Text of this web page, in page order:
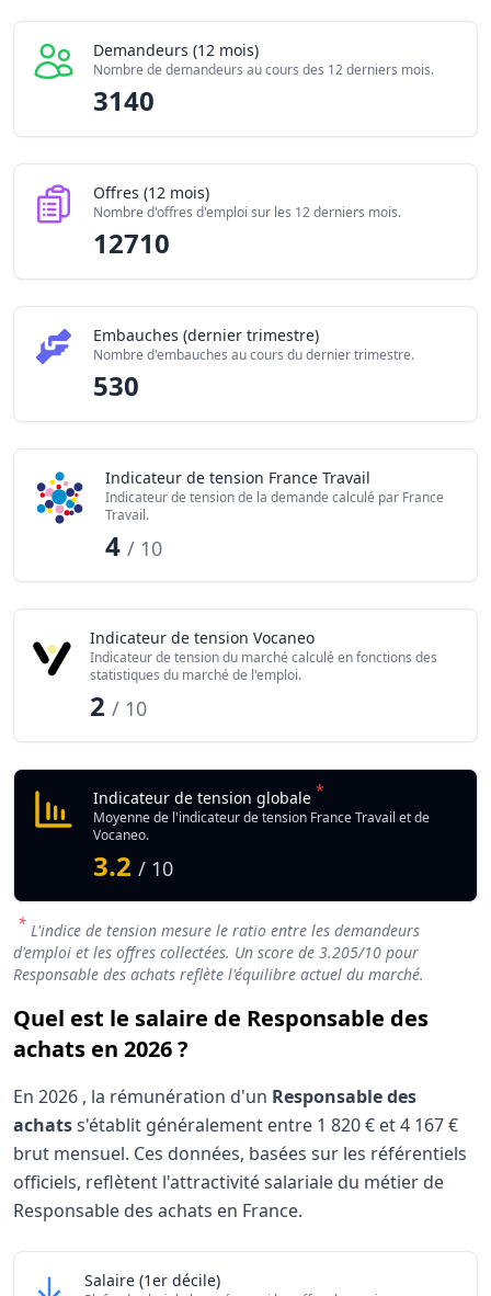
Indice de tension globale
Demandeurs (12 mois)
Nombre de demandeurs au cours des 12 derniers mois.
3140
Offres (12 mois)
Nombre d'offres d'emploi sur les 12 derniers mois.
12710
Embauches (dernier trimestre)
Nombre d'embauches au cours du dernier trimestre.
530
Indicateur de tension France Travail
Indicateur de tension de la demande calculé par France
Travail.
4/ 10
Indicateur de tension Vocaneo
Indicateur de tension du marché calculé en fonctions des
statistiques du marché de l'emploi.
2 / 10
Indicateur de tension globale *
Moyenne de l'indicateur de tension France Travail et de
Vocaneo.
3.2 / 10
* L'indice de tension mesure le ratio entre les demandeurs
d'emploi et les offres collectées. Un score de 3.205/10 pour
Responsable des achats reflète l'équilibre actuel du marché.
Quel est le salaire de Responsable des
achats en 2026 ?
En 2026 , la rémunération d'un Responsable des
achatss'établit généralement entre 1 820 € et4 167 €
brut mensuel. Ces données, basées sur les référentiels
officiels, reflètent l'attractivité salariale du métier de
Responsable des achats en France.
Grille salariale Responsable des achats 2026
Niveau de salaire (Déciles)
Salaire Responsable des achats
(1er décile)